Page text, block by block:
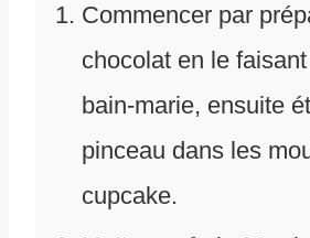
Commencer par
chocolat en le
bain-marie, ensuite
pinceau dans les
cupcake.